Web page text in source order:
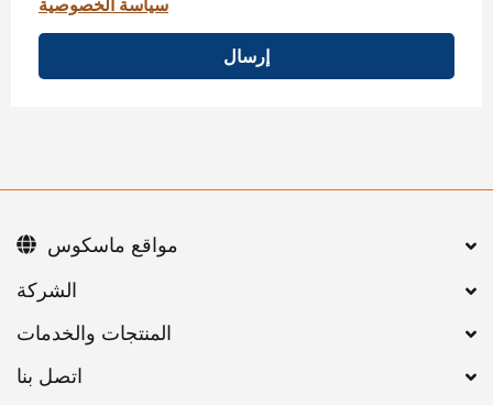
سياسة الخصوصية
إرسال
اتصل بنا
مواقع ماسكوس